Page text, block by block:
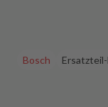
Bosch